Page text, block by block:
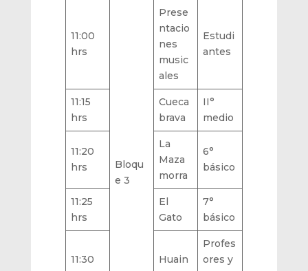
11:00
hrs
Bloqu
e 3
Prese
ntacio
nes
music
ales
Estudi
antes
11:15
hrs
Cueca
brava
II°
medio
11:20
hrs
La
Maza
morra
6°
básico
11:25
hrs
El
Gato
7°
básico
11:30
Huain
Profes
ores y